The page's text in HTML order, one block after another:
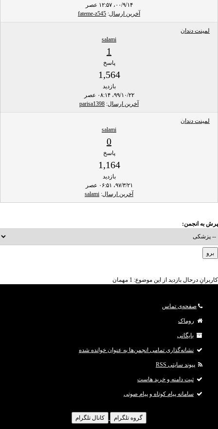
۰۰/۹/۱۴، ۱۲:۵۷ عصر
آخرین ارسال:
fateme-z545
لمینت دندان
salami
1
پاسخ
1,564
بازدید
۹۹/۱۰/۲۲، ۰۸:۱۴ عصر
آخرین ارسال:
parisa1398
لمینت دندان
salami
0
پاسخ
1,164
بازدید
۹۷/۳/۲۱، ۰۶:۵۱ عصر
آخرین ارسال:
salami
پرش به انجمن:
کاربرانِ درحال بازدید از این موضوع: 1 مهمان
صفحه‌ی تماس
روماک
بایگانی
نشانه‌گذاری تمامی انجمن‌ها به عنوان خوانده شده
پیوند سایتی RSS
ثبت دامنه و خرید هاست
سامانه پیام کوتاه و پیام صوتی
گروه تلگرام کانال تلگرام